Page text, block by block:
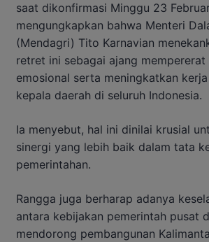
saat dikonfirmasi Minggu 23
mengungkapkan bahwa Menteri
(Mendagri) Tito Karnavian
retret ini sebagai ajang mempererat
emosional serta meningkatkan
kepala daerah di seluruh Indonesia.
Ia menyebut, hal ini dinilai krusial
sinergi yang lebih baik dalam tata
pemerintahan.
Rangga juga berharap adanya
antara kebijakan pemerintah pusat
mendorong pembangunan